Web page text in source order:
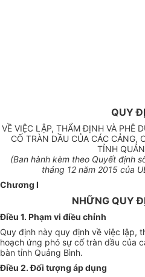
QUY
VỀ VIỆC LẬP, THẨM ĐỊNH VÀ PHÊ
CỐ TRÀN DẦU CỦA CÁC CẢNG,
TỈNH
(Ban hành kèm theo Quyết định
tháng 12 năm 2015 của
Chương I
NHỮNG QUY
Điều 1. Phạm vi điều chỉnh
Quy định này quy định về việc lập,
hoạch ứng phó sự cố tràn dầu của
bàn tỉnh Quảng Bình.
Điều 2. Đối tượng áp dụng